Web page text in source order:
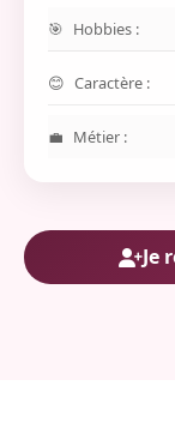
Hobbies :
Caractère :
Métier :
Je